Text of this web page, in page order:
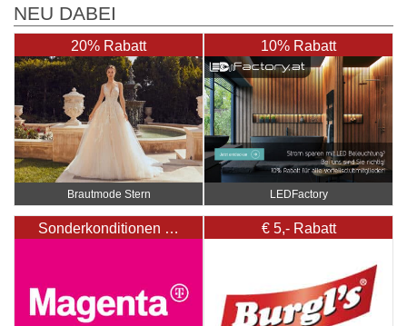
NEU DABEI
20% Rabatt
Brautmode Stern
10% Rabatt
LEDFactory
Sonderkonditionen … € 5,- Rabatt